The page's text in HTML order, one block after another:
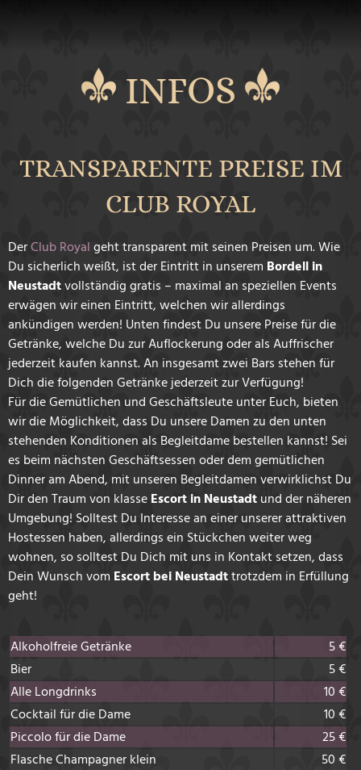
INFOS
TRANSPARENTE PREISE IM
CLUB ROYAL
DerClub Royalgeht transparent mit seinen Preisen um. Wie
Du sicherlich weißt, ist der Eintritt in unserem Bordell in
Neustadtvollständig gratis – maximal an speziellen Events
erwägen wir einen Eintritt, welchen wir allerdings
ankündigen werden! Unten findest Du unsere Preise für die
Getränke, welche Du zur Auflockerung oder als Auffrischer
jederzeit kaufen kannst. An insgesamt zwei Bars stehen für
Dich die folgenden Getränke jederzeit zur Verfügung!
Für die Gemütlichen und Geschäftsleute unter Euch, bieten
wir die Möglichkeit, dass Du unsere Damen zu den unten
stehenden Konditionen als Begleitdame bestellen kannst! Sei
es beim nächsten Geschäftsessen oder dem gemütlichen
Dinner am Abend, mit unseren Begleitdamen verwirklichst Du
Dir den Traum von klasseEscort in Neustadtund der näheren
Umgebung! Solltest Du Interesse an einer unserer attraktiven
Hostessen haben, allerdings ein Stückchen weiter weg
wohnen, so solltest Du Dich mit uns in Kontakt setzen, dass
Dein Wunsch vom Escort bei Neustadttrotzdem in Erfüllung
geht!
Alkoholfreie Getränke
5 €
Bier
5 €
Alle Longdrinks
10 €
Cocktail für die Dame
10 €
Piccolo für die Dame
25 €
Flasche Champagner klein
50 €